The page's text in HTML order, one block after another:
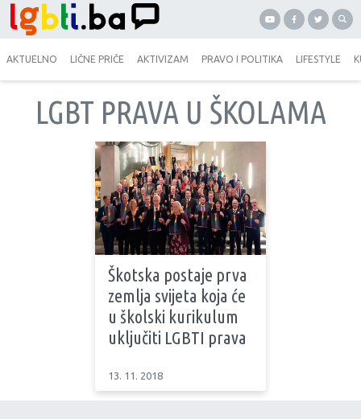
AKTUELNO LIČNE PRIČE AKTIVIZAM PRAVO I POLITIKA LIFESTYLE
LGBT PRAVA U ŠKOLAMA
Škotska postaje prva
zemlja svijeta koja će
u školski kurikulum
uključiti LGBTI prava
13. 11. 2018